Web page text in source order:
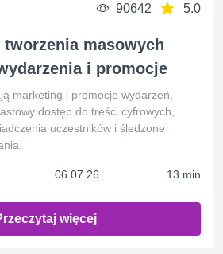
90642 5.0
masowych
i promocje
marketing i promocje wydarzeń,
dostęp do treści cyfrowych,
uczestników i śledzone
06.07.26 13 min
więcej